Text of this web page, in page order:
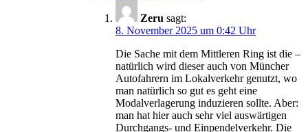
Zeru sagt:
8. November 2025 um 0:42 Uhr
Die Sache mit dem Mittleren Ring ist die –
natürlich wird dieser auch von Müncher
Autofahrern im Lokalverkehr genutzt, wo
man natürlich so gut es geht eine
Modalverlagerung induzieren sollte. Aber:
man hat hier auch sehr viel auswärtigen
Durchgangs- und Einpendelverkehr. Die